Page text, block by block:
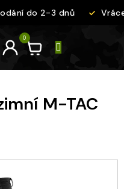
do 2-3 dnů
M-TAC